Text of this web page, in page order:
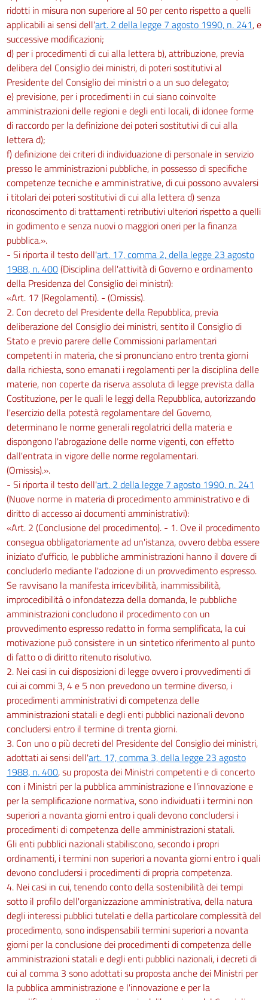
ridotti in misura non superiore al 50 per cento rispetto a quelli
applicabili ai sensi dell'art. 2 della legge 7 agosto 1990, n. 241, e
successive modificazioni;
d) per i procedimenti di cui alla lettera b), attribuzione, previa
delibera del Consiglio dei ministri, di poteri sostitutivi al
Presidente del Consiglio dei ministri o a un suo delegato;
e) previsione, per i procedimenti in cui siano coinvolte
amministrazioni delle regioni e degli enti locali, di idonee forme
di raccordo per la definizione dei poteri sostitutivi di cui alla
lettera d);
f) definizione dei criteri di individuazione di personale in servizio
presso le amministrazioni pubbliche, in possesso di specifiche
competenze tecniche e amministrative, di cui possono avvalersi
i titolari dei poteri sostitutivi di cui alla lettera d) senza
riconoscimento di trattamenti retributivi ulteriori rispetto a quelli
in godimento e senza nuovi o maggiori oneri per la finanza
pubblica.».
- Si riporta il testo dell'art. 17, comma 2, della legge 23 agosto
1988, n. 400(Disciplina dell'attività di Governo e ordinamento
della Presidenza del Consiglio dei ministri):
«Art. 17 (Regolamenti). - (Omissis).
2. Con decreto del Presidente della Repubblica, previa
deliberazione del Consiglio dei ministri, sentito il Consiglio di
Stato e previo parere delle Commissioni parlamentari
competenti in materia, che si pronunciano entro trenta giorni
dalla richiesta, sono emanati i regolamenti per la disciplina delle
materie, non coperte da riserva assoluta di legge prevista dalla
Costituzione, per le quali le leggi della Repubblica, autorizzando
l'esercizio della potestà regolamentare del Governo,
determinano le norme generali regolatrici della materia e
dispongono l'abrogazione delle norme vigenti, con effetto
dall'entrata in vigore delle norme regolamentari.
(Omissis).».
- Si riporta il testo dell'art. 2 della legge 7 agosto 1990, n. 241
(Nuove norme in materia di procedimento amministrativo e di
diritto di accesso ai documenti amministrativi):
«Art. 2 (Conclusione del procedimento). - 1. Ove il procedimento
consegua obbligatoriamente ad un'istanza, ovvero debba essere
iniziato d'ufficio, le pubbliche amministrazioni hanno il dovere di
concluderlo mediante l'adozione di un provvedimento espresso.
Se ravvisano la manifesta irricevibilità, inammissibilità,
improcedibilità o infondatezza della domanda, le pubbliche
amministrazioni concludono il procedimento con un
provvedimento espresso redatto in forma semplificata, la cui
motivazione può consistere in un sintetico riferimento al punto
di fatto o di diritto ritenuto risolutivo.
2. Nei casi in cui disposizioni di legge ovvero i provvedimenti di
cui ai commi 3, 4 e 5 non prevedono un termine diverso, i
procedimenti amministrativi di competenza delle
amministrazioni statali e degli enti pubblici nazionali devono
concludersi entro il termine di trenta giorni.
3. Con uno o più decreti del Presidente del Consiglio dei ministri,
adottati ai sensi dell'art. 17, comma 3, della legge 23 agosto
1988, n. 400, su proposta dei Ministri competenti e di concerto
con i Ministri per la pubblica amministrazione e l'innovazione e
per la semplificazione normativa, sono individuati i termini non
superiori a novanta giorni entro i quali devono concludersi i
procedimenti di competenza delle amministrazioni statali.
Gli enti pubblici nazionali stabiliscono, secondo i propri
ordinamenti, i termini non superiori a novanta giorni entro i quali
devono concludersi i procedimenti di propria competenza.
4. Nei casi in cui, tenendo conto della sostenibilità dei tempi
sotto il profilo dell'organizzazione amministrativa, della natura
degli interessi pubblici tutelati e della particolare complessità del
procedimento, sono indispensabili termini superiori a novanta
giorni per la conclusione dei procedimenti di competenza delle
amministrazioni statali e degli enti pubblici nazionali, i decreti di
cui al comma 3 sono adottati su proposta anche dei Ministri per
la pubblica amministrazione e l'innovazione e per la